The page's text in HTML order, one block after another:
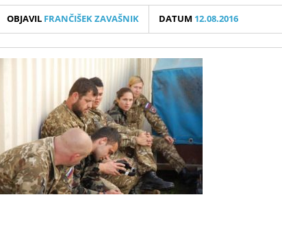
OBJAVIL FRANČIŠEK ZAVAŠNIK DATUM 12.08.2016